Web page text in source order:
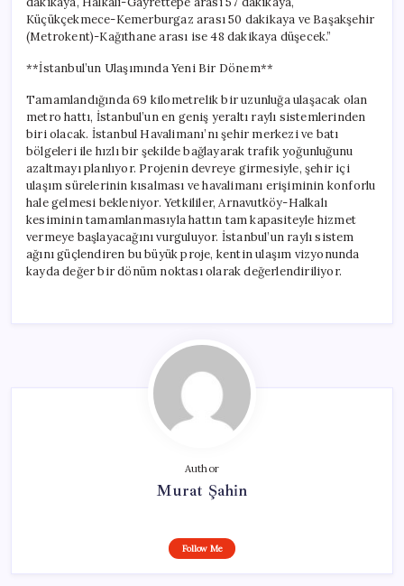
Küçükçekmece-Kemerburgaz arası 50 dakikaya ve Başakşehir
(Metrokent)-Kağıthane arası ise 48 dakikaya düşecek.”
**İstanbul’un Ulaşımında Yeni Bir Dönem**
Tamamlandığında 69 kilometrelik bir uzunluğa ulaşacak olan
metro hattı, İstanbul’un en geniş yeraltı raylı sistemlerinden
biri olacak. İstanbul Havalimanı’nı şehir merkezi ve batı
bölgeleri ile hızlı bir şekilde bağlayarak trafik yoğunluğunu
azaltmayı planlıyor. Projenin devreye girmesiyle, şehir içi
ulaşım sürelerinin kısalması ve havalimanı erişiminin konforlu
hale gelmesi bekleniyor. Yetkililer, Arnavutköy-Halkalı
kesiminin tamamlanmasıyla hattın tam kapasiteyle hizmet
vermeye başlayacağını vurguluyor. İstanbul’un raylı sistem
ağını güçlendiren bu büyük proje, kentin ulaşım vizyonunda
kayda değer bir dönüm noktası olarak değerlendiriliyor.
Author
Murat Şahin
Follow Me